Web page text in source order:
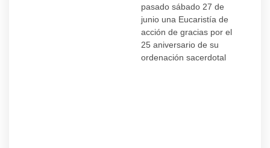
pasado sábado 27 de
junio una Eucaristía de
acción de gracias por el
25 aniversario de su
ordenación sacerdotal